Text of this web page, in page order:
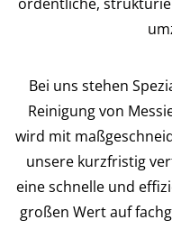
ordentliche,
Bei uns stehen
Reinigung von
wird mit
unsere kurzfristig
eine schnelle und
großen Wert auf